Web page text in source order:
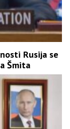
Rusija se
Šmita